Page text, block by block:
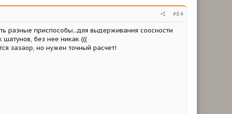
#84
разные приспособы...для выдерживания соосности
без нее никак (((
зазаор, но нужен точный расчет!